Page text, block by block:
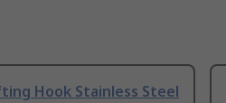
Hook Stainless Steel